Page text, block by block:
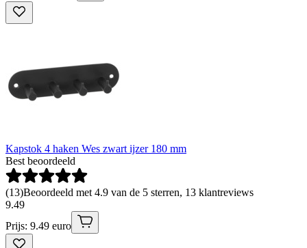
Kapstok 4 haken Wes zwart ijzer 180 mm
Best beoordeeld
(13)Beoordeeld met 4.9 van de 5 sterren, 13 klantreviews
9.49
Prijs: 9.49 euro